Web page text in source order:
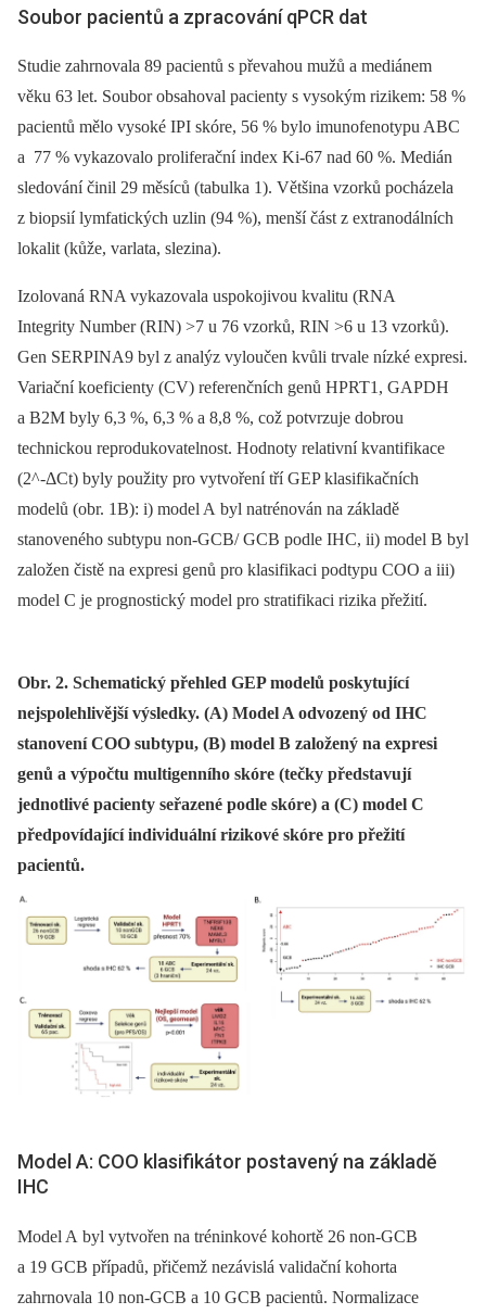
Soubor pacientů a zpracování qPCR dat
Studie zahrnovala 89 pacientů s převahou mužů a mediánem
věku 63 let. Soubor obsahoval pacienty s vysokým rizikem: 58 %
pacientů mělo vysoké IPI skóre, 56 % bylo imunofenotypu ABC
a 77 % vykazovalo proliferační index Ki-67 nad 60 %. Medián
sledování činil 29 měsíců (tabulka 1). Většina vzorků pocházela
z biopsií lymfatických uzlin (94 %), menší část z extranodálních
lokalit (kůže, varlata, slezina).
Izolovaná RNA vykazovala uspokojivou kvalitu (RNA
Integrity Number (RIN) >7 u 76 vzorků, RIN >6 u 13 vzorků).
Gen SERPINA9 byl z analýz vyloučen kvůli trvale nízké expresi.
Variační koeficienty (CV) referenčních genů HPRT1, GAPDH
a B2M byly 6,3 %, 6,3 % a 8,8 %, což potvrzuje dobrou
technickou reprodukovatelnost. Hodnoty relativní kvantifikace
(2^-ΔCt) byly použity pro vytvoření tří GEP klasifikačních
modelů (obr. 1B): i) model A byl natrénován na základě
stanoveného subtypu non-GCB/ GCB podle IHC, ii) model B byl
založen čistě na expresi genů pro klasifikaci podtypu COO a iii)
model C je prognostický model pro stratifikaci rizika přežití.
Obr. 2. Schematický přehled GEP modelů poskytující
nejspolehlivější výsledky. (A) Model A odvozený od IHC
stanovení COO subtypu, (B) model B založený na expresi
genů a výpočtu multigenního skóre (tečky představují
jednotlivé pacienty seřazené podle skóre) a (C) model C
předpovídající individuální rizikové skóre pro přežití
pacientů.
Model A: COO klasifikátor postavený na základě
IHC
Model A byl vytvořen na tréninkové kohortě 26 non-GCB
a 19 GCB případů, přičemž nezávislá validační kohorta
zahrnovala 10 non-GCB a 10 GCB pacientů. Normalizace